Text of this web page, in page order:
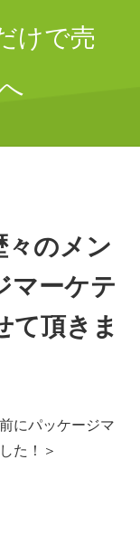
けで売
々のメン
マーケテ
て頂きま
にパッケージマ
た！＞